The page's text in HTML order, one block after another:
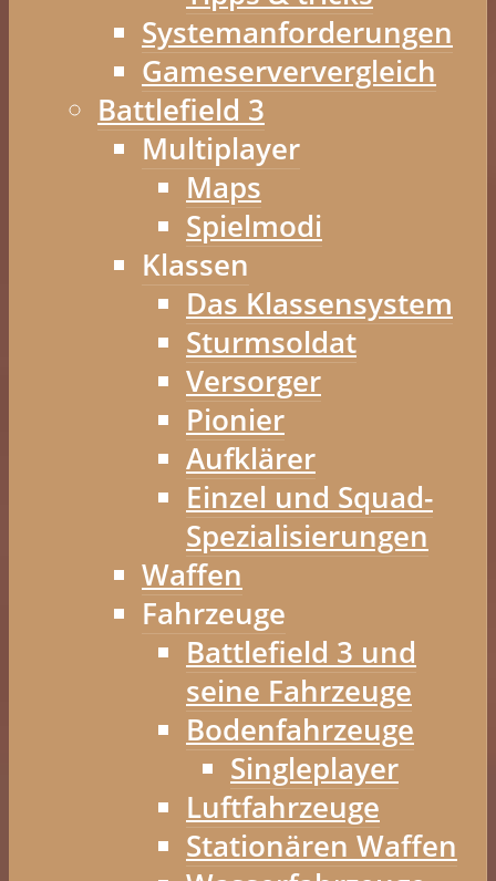
Systemanforderungen
Gameserververgleich
Battlefield 3
Multiplayer
Maps
Spielmodi
Klassen
Das Klassensystem
Sturmsoldat
Versorger
Pionier
Aufklärer
Einzel und Squad-
Spezialisierungen
Waffen
Fahrzeuge
Battlefield 3 und
seine Fahrzeuge
Bodenfahrzeuge
Singleplayer
Luftfahrzeuge
Stationären Waffen